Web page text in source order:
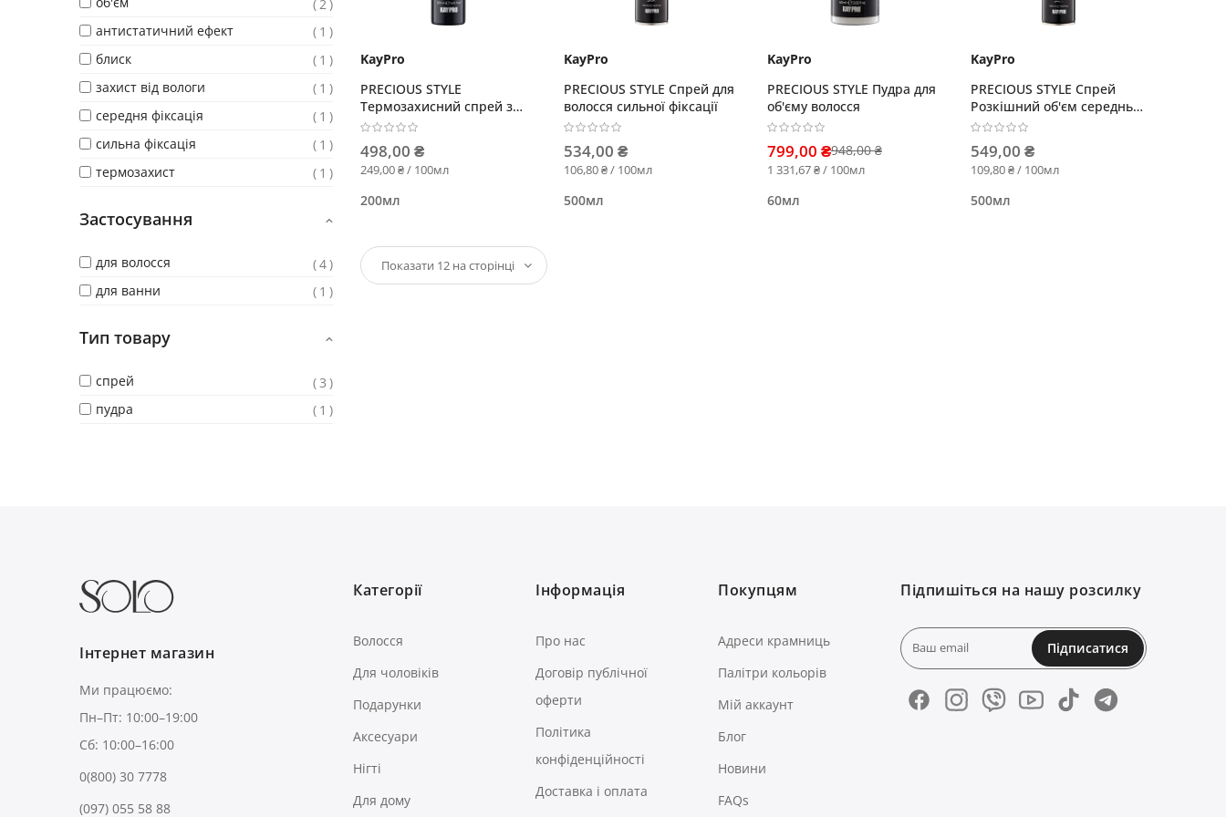
KayPro
PRECIOUS STYLE
Термозахисний спрей з
аргановою олією
498,00 ₴
249,00 ₴ / 100мл
200мл
KayPro
PRECIOUS STYLE Спрей для
волосся сильної фіксації
534,00 ₴
106,80 ₴ / 100мл
500мл
KayPro
PRECIOUS STYLE Пудра для
об'єму волосся
799,00 ₴948,00 ₴
1 331,67 ₴ / 100мл
60мл
KayPro
PRECIOUS STYLE Спрей
Розкішний об'єм середньої
фіксації
549,00 ₴
109,80 ₴ / 100мл
500мл
2
антистатичний ефект
1
блиск
1
захист від вологи
1
середня фіксація
1
сильна фіксація
1
термозахист
1
Застосування
для волосся
4
для ванни
1
Тип товару
спрей
3
пудра
1
Інтернет магазин
Ми працюємо:
Пн–Пт: 10:00–19:00
Сб: 10:00–16:00
0(800) 30 7778
(097) 055 58 88
Категорії
Волосся
Для чоловіків
Подарунки
Аксесуари
Нігті
Для дому
Інформація
Про нас
Договір публічної
оферти
Політика
конфіденційності
Доставка і оплата
Покупцям
Адреси крамниць
Палітри кольорів
Мій аккаунт
Блог
Новини
FAQs
Підпишіться на нашу розсилку
Підписатися